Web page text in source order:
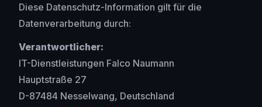
Diese Datenschutz-Information gilt für die
Datenverarbeitung durch:
Verantwortlicher:
IT-Dienstleistungen Falco Naumann
Hauptstraße 27
D-87484 Nesselwang, Deutschland